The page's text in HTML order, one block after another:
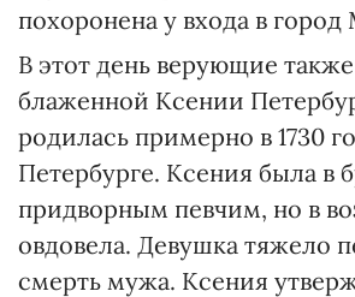
похоронена у входа в город
В этот день верующие
блаженной Ксении
родилась примерно в 1730
Петербурге. Ксения была в
придворным певчим, но в
овдовела. Девушка тяжело
смерть мужа. Ксения